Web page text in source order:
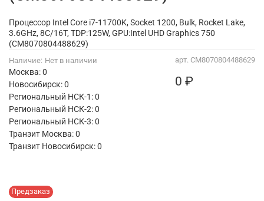
арт. CM8070804488629
Наличие: Нет в наличии
Предзаказ
Москва: 0
Новосибирск: 0
Региональный НСК-1: 0
Региональный НСК-2: 0
Региональный НСК-3: 0
Транзит Москва:0
Транзит Новосибирск:0
0 ₽
Процессор Intel Core i7-11700K, Socket 1200, Bulk, Rocket Lake,
3.6GHz, 8C/16T, TDP:125W, GPU:Intel UHD Graphics 750
(CM8070804488629)